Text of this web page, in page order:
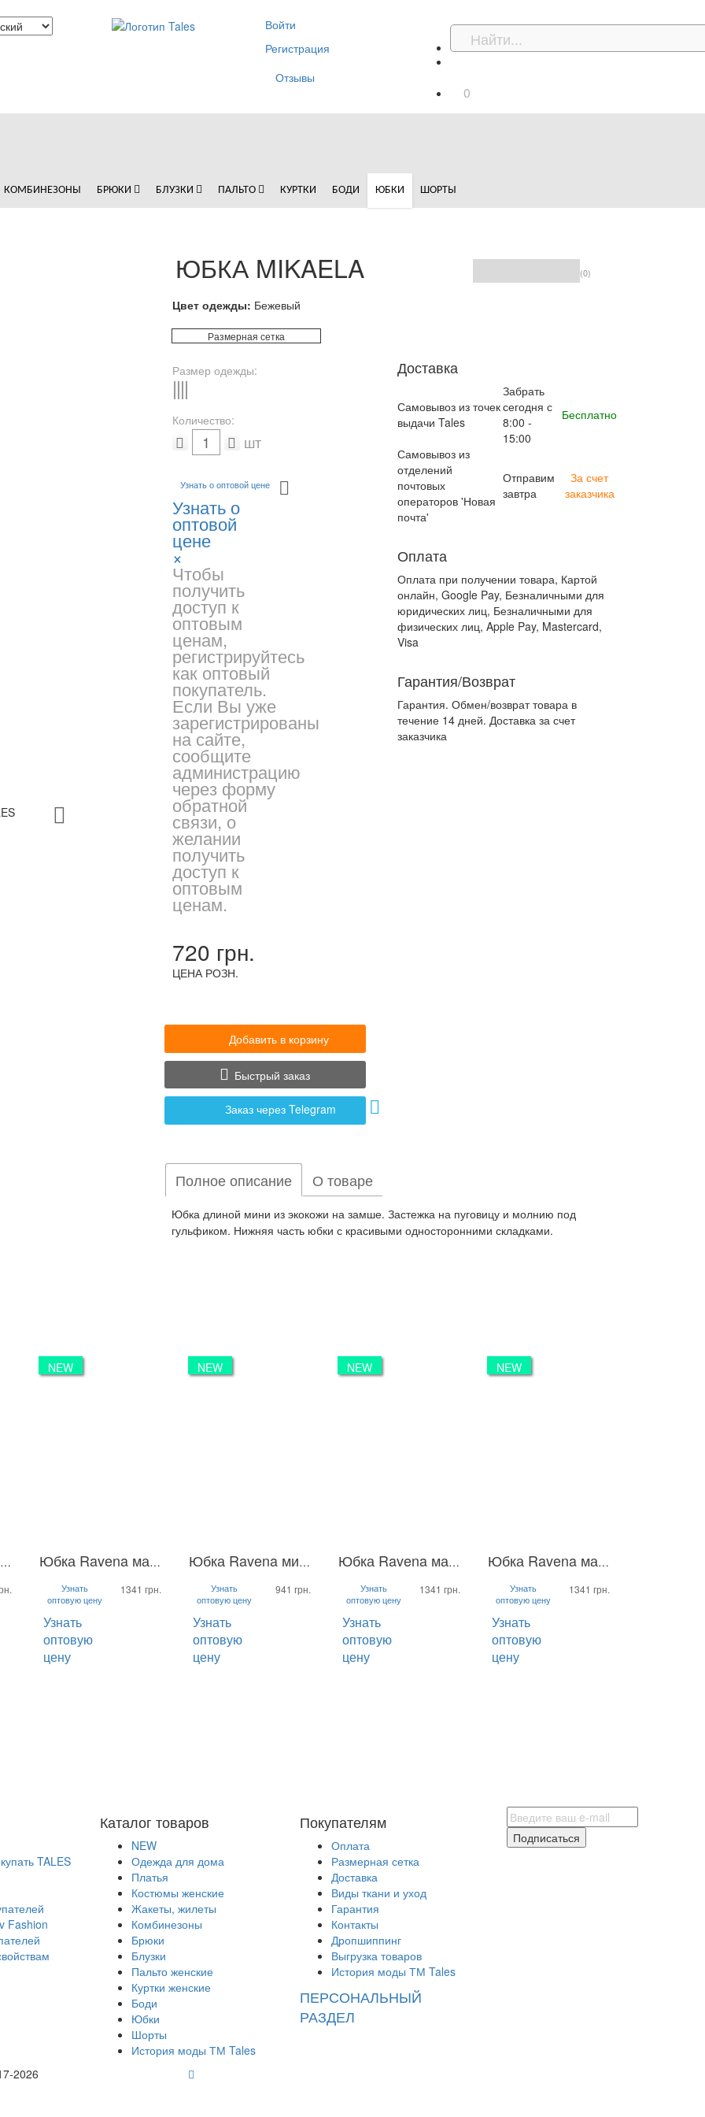
Войти
Регистрация
Отзывы
0
КОМБИНЕЗОНЫ БРЮКИ БЛУЗКИ ПАЛЬТО КУРТКИ БОДИ ЮБКИ ШОРТЫ
(0)
ЮБКА MIKAELA
Цвет одежды: Бежевый
Размерная сетка
Размер одежды:
Количество:
шт
Узнать о оптовой цене
Узнать о
оптовой
цене
×
Чтобы
получить
доступ к
оптовым
ценам,
регистрируйтесь
как оптовый
покупатель.
Если Вы уже
зарегистрированы
на сайте,
сообщите
администрацию
через форму
обратной
связи, о
желании
получить
доступ к
оптовым
ценам.
720 грн.
ЦЕНА РОЗН.
Добавить в корзину
Быстрый заказ
Заказ через Telegram
Доставка
Самовывоз из точек
выдачи Tales
Забрать
сегодня с
8:00 -
15:00
Бесплатно
Самовывоз из
отделений
почтовых
операторов 'Новая
почта'
Отправим
завтра
За счет
заказчика
Оплата
Оплата при получении товара, Картой
онлайн, Google Pay, Безналичными для
юридических лиц, Безналичными для
физических лиц, Apple Pay, Mastercard,
Visa
Гарантия/Возврат
Гарантия. Обмен/возврат товара в
течение 14 дней. Доставка за счет
заказчика
Полное описание О товаре
Юбка длиной мини из экокожи на замше. Застежка на пуговицу и молнию под
гульфиком. Нижняя часть юбки с красивыми односторонними складками.
Юбка Ravena мини
NEW
S M L Юбка Ravena макси
Узнать
оптовую цену
Узнать
оптовую
цену
1341 грн.
NEW
S M L Юбка Ravena мини
Узнать
оптовую цену
Узнать
оптовую
цену
941 грн.
NEW
S M L Юбка Ravena макси
Узнать
оптовую цену
Узнать
оптовую
цену
1341 грн.
NEW
S M L Юбка Ravena макси
Узнать
оптовую цену
Узнать
оптовую
цену
1341 грн.
TALES
Fashion
Каталог товаров
NEW
Одежда для дома
Платья
Костюмы женские
Жакеты, жилеты
Комбинезоны
Брюки
Блузки
Пальто женские
Куртки женские
Боди
Юбки
Шорты
История моды ТМ Tales
Покупателям
Оплата
Размерная сетка
Доставка
Виды ткани и уход
Гарантия
Контакты
Дропшиппинг
Выгрузка товаров
История моды ТМ Tales
ПЕРСОНАЛЬНЫЙ
РАЗДЕЛ
Подписаться
2026